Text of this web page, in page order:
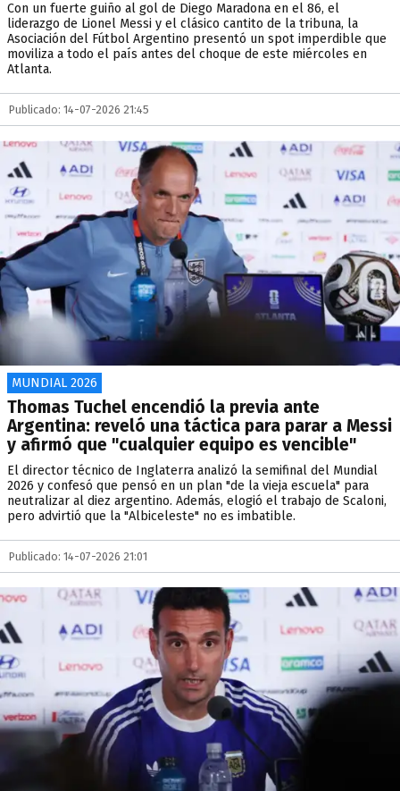
Con un fuerte guiño al gol de Diego Maradona en el 86, el
liderazgo de Lionel Messi y el clásico cantito de la tribuna, la
Asociación del Fútbol Argentino presentó un spot imperdible que
moviliza a todo el país antes del choque de este miércoles en
Atlanta.
Publicado: 14-07-2026 21:45
MUNDIAL 2026
Thomas Tuchel encendió la previa ante
Argentina: reveló una táctica para parar a Messi
y afirmó que "cualquier equipo es vencible"
El director técnico de Inglaterra analizó la semifinal del Mundial
2026 y confesó que pensó en un plan "de la vieja escuela" para
neutralizar al diez argentino. Además, elogió el trabajo de Scaloni,
pero advirtió que la "Albiceleste" no es imbatible.
Publicado: 14-07-2026 21:01